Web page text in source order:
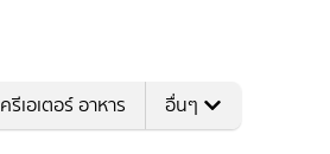
ครีเอเตอร์ อาหาร อื่นๆ